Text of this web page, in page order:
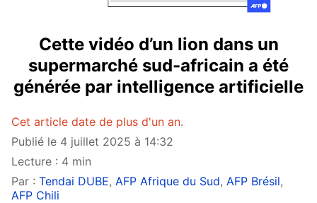
Cette vidéo d’un lion dans un
supermarché sud-africain a été
générée par intelligence artificielle
Cet article date de plus d'un an.
Publié le 4 juillet 2025 à 14:32
Lecture : 4 min
Par : Tendai DUBE, AFP Afrique du Sud, AFP Brésil,
AFP Chili